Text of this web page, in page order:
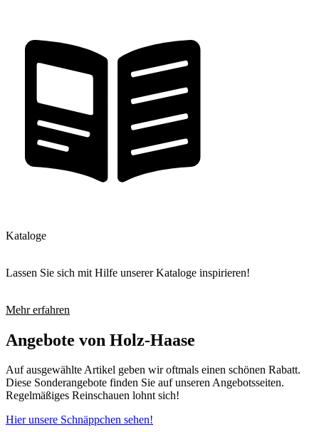
Kataloge
Lassen Sie sich mit Hilfe unserer Kataloge inspirieren!
Mehr erfahren
Angebote von Holz-Haase
Auf ausgewählte Artikel geben wir oftmals einen schönen Rabatt.
Diese Sonderangebote finden Sie auf unseren Angebotsseiten.
Regelmäßiges Reinschauen lohnt sich!
Hier unsere Schnäppchen sehen!